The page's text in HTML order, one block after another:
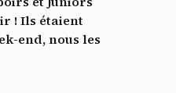
! Ils étaient
end, nous les